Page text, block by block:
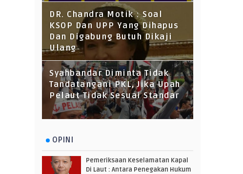
DR. Chandra Motik : Soal
KSOP Dan UPP Yang Dihapus
Dan Digabung Butuh Dikaji
Ulang
Syahbandar Diminta Tidak
Tandatangani PKL, Jika Upah
Pelaut Tidak Sesuai Standar
OPINI
Pemeriksaan Keselamatan Kapal
Di Laut : Antara Penegakan Hukum